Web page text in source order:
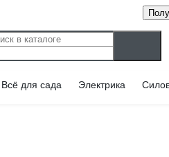
Всё для сада Электрика